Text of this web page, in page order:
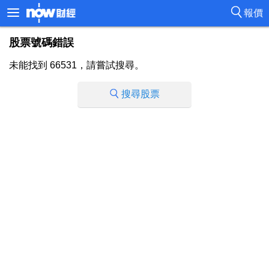
報價
股票號碼錯誤
未能找到 66531，請嘗試搜尋。
搜尋股票